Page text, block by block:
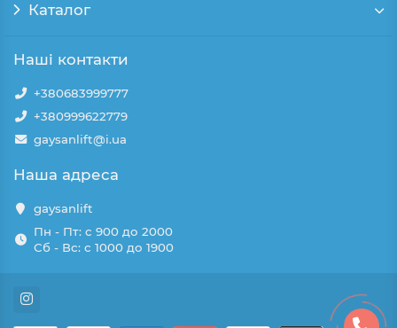
Каталог
Наші контакти
+380683999777
+380999622779
gaysanlift@i.ua
Наша адреса
gaysanlift
Пн - Пт: с 900 до 2000
Сб - Вс: с 1000 до 1900